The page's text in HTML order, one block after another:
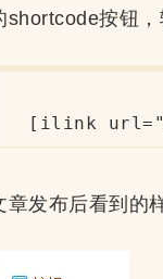
shortcode按钮
[ilink
章发布后看到的